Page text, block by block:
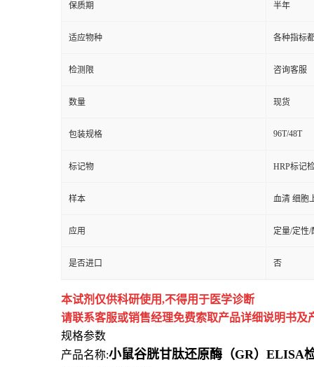
保质期 半年
适应物种 各种指标
检测限 咨询客服
数量 现货
包装规格 96T/48T
标记物 HRP标记
样本 血清 细胞
应用 定量/定性/
是否进口 否
本试剂仅供科研使用,不得用于医学诊断
请联系客服或销售经理免费索取产品详细说明书及
规格参数
产品名称:小鼠谷胱甘肽还原酶（GR）ELISA